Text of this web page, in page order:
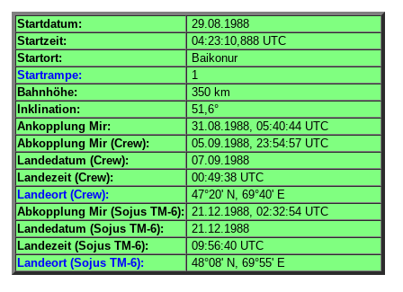
Startdatum:
29.08.1988
Startzeit:
04:23:10,888 UTC
Startort:
Baikonur
Startrampe:
1
Bahnhöhe:
350 km
Inklination:
51,6°
Ankopplung Mir: 31.08.1988, 05:40:44 UTC
Abkopplung Mir (Crew): 05.09.1988, 23:54:57 UTC
Landedatum (Crew):
07.09.1988
Landezeit (Crew):
00:49:38 UTC
Landeort (Crew):
47°20' N, 69°40' E
Abkopplung Mir (Sojus TM-6): 21.12.1988, 02:32:54 UTC
Landedatum (Sojus TM-6):
21.12.1988
Landezeit (Sojus TM-6): 09:56:40 UTC
Landeort (Sojus TM-6):
48°08' N, 69°55' E